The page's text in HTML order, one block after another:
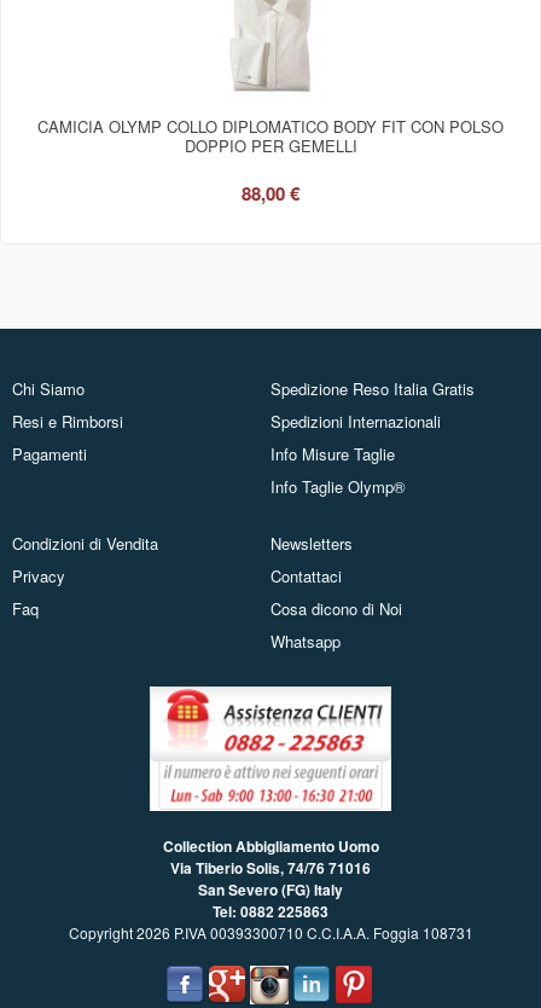
CAMICIA OLYMP COLLO DIPLOMATICO BODY FIT CON POLSO
DOPPIO PER GEMELLI
88,00 €
Chi Siamo
Resi e Rimborsi
Pagamenti
Spedizione Reso Italia Gratis
Spedizioni Internazionali
Info Misure Taglie
Info Taglie Olymp®
Condizioni di Vendita
Privacy
Faq
Newsletters
Contattaci
Cosa dicono di Noi
Whatsapp
Collection Abbigliamento Uomo
Via Tiberio Solis, 74/7671016
San Severo (FG) Italy
Tel: 0882 225863
Copyright 2026 P.IVA 00393300710 C.C.I.A.A. Foggia 108731